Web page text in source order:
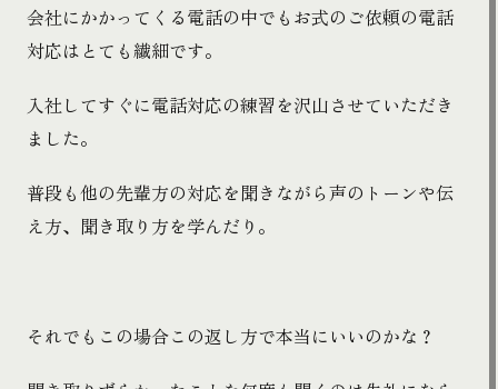
会社にかかってくる電話の中でもお式のご依頼の電話
対応はとても繊細です。
入社してすぐに電話対応の練習を沢山させていただき
ました。
普段も他の先輩方の対応を聞きながら声のトーンや伝
え方、聞き取り方を学んだり。
それでもこの場合この返し方で本当にいいのかな？